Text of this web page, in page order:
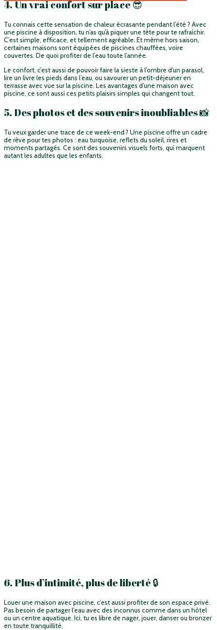
4. Un vrai confort sur place 😎
Tu connais cette sensation de chaleur écrasante pendant l’été ? Avec
une piscine à disposition, tu n’as qu’à piquer une tête pour te rafraîchir.
C’est simple, efficace, et tellement agréable. Et même hors saison,
certaines maisons sont équipées de piscines chauffées, voire
couvertes. De quoi profiter de l’eau toute l’année.
Le confort, c’est aussi de pouvoir faire la sieste à l’ombre d’un parasol,
lire un livre les pieds dans l’eau, ou savourer un petit-déjeuner en
terrasse avec vue sur la piscine. Les avantages d’une maison avec
piscine, ce sont aussi ces petits plaisirs simples qui changent tout.
5. Des photos et des souvenirs inoubliables 📸
Tu veux garder une trace de ce week-end ? Une piscine offre un cadre
de rêve pour tes photos : eau turquoise, reflets du soleil, rires et
moments partagés. Ce sont des souvenirs visuels forts, qui marquent
autant les adultes que les enfants.
6. Plus d’intimité, plus de liberté 🔒
Louer une maison avec piscine, c’est aussi profiter de son espace privé.
Pas besoin de partager l’eau avec des inconnus comme dans un hôtel
ou un centre aquatique. Ici, tu es libre de nager, jouer, danser ou bronzer
en toute tranquillité.